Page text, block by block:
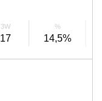
3W
17
%
14,5%